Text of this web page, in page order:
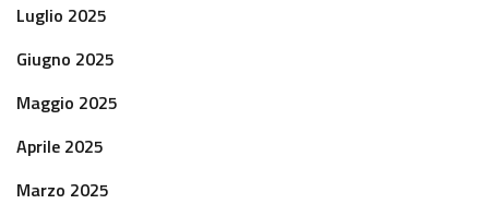
Luglio 2025
Giugno 2025
Maggio 2025
Aprile 2025
Marzo 2025